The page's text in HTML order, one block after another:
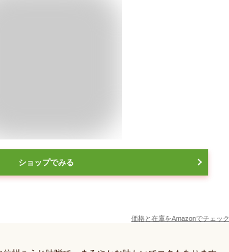
ショップでみる
価格と在庫をAmazonでチェック